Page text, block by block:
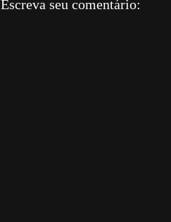
Escreva seu comentário: